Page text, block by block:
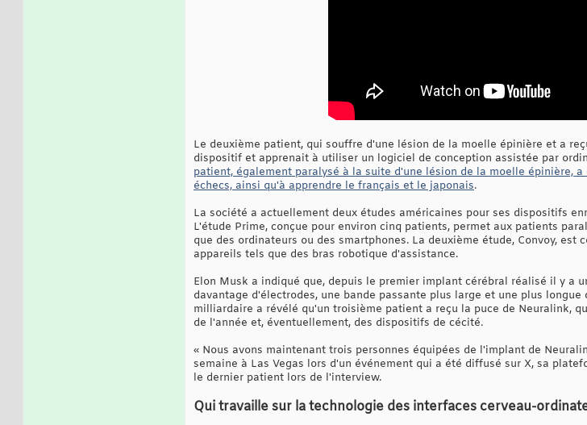
Le deuxième patient, qui souffre d'une lésion de la moelle épinière et a
dispositif et apprenait à utiliser un logiciel de conception assistée par
patient, également paralysé à la suite d'une lésion de la moelle épinière,
échecs, ainsi qu'à apprendre le français et le japonais.
La société a actuellement deux études américaines pour ses dispositifs
L'étude Prime, conçue pour environ cinq patients, permet aux patients
que des ordinateurs ou des smartphones. La deuxième étude, Convoy,
appareils tels que des bras robotique d'assistance.
Elon Musk a indiqué que, depuis le premier implant cérébral réalisé il y a
davantage d'électrodes, une bande passante plus large et une plus
milliardaire a révélé qu'un troisième patient a reçu la puce de Neuralink,
de l'année et, éventuellement, des dispositifs de cécité.
« Nous avons maintenant trois personnes équipées de l'implant de
semaine à Las Vegas lors d'un événement qui a été diffusé sur X, sa
le dernier patient lors de l'interview.
Qui travaille sur la technologie des interfaces cerveau-